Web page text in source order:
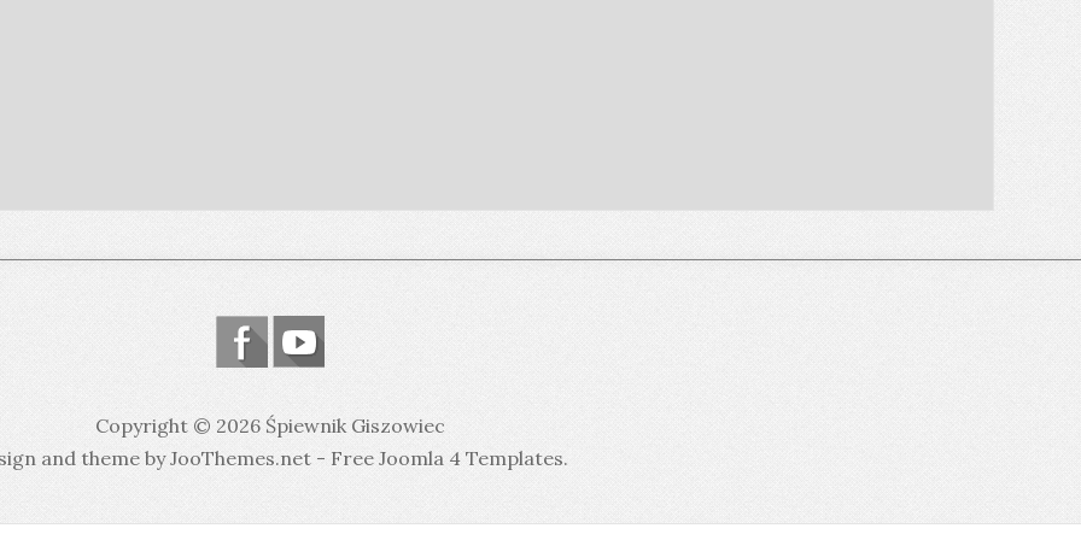
Copyright © 2026 Śpiewnik Giszowiec
and theme by JooThemes.net - Free Joomla 4 Templates.